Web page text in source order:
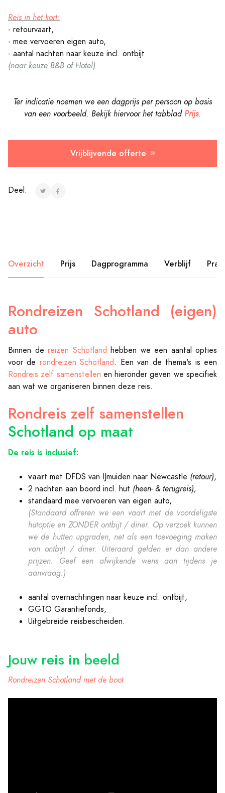
Reis in het kort:
- retourvaart,
- mee vervoeren eigen auto,
- aantal nachten naar keuze incl. ontbijt
(naar keuze B&B of Hotel)
Ter indicatie noemen we een dagprijs per persoon op basis
van een voorbeeld. Bekijk hiervoor het tabbladPrijs.
Vrijblijvende offerte
Deel:
Overzicht Prijs Dagprogramma Verblijf
Rondreizen Schotland (eigen)
auto
Binnen de reizen Schotland hebben we een aantal opties
voor de rondreizen Schotland. Een van de thema's is een
Rondreis zelf samenstellen en hieronder geven we specifiek
aan wat we organiseren binnen deze reis.
Rondreis zelf samenstellen
Schotland op maat
De reis is inclusief:
vaart met DFDS van IJmuiden naar Newcastle (retour),
2 nachten aan boord incl. hut (heen- & terugreis),
standaard mee vervoeren van eigen auto,
(Standaard offreren we een vaart met de voordeligste
hutoptie en ZONDER ontbijt / diner. Op verzoek kunnen
we de hutten upgraden, net als een toevoeging maken
van ontbijt / diner. Uiteraard gelden er dan andere
prijzen. Geef een afwijkende wens aan tijdens je
aanvraag.)
aantal overnachtingen naar keuze incl. ontbijt,
GGTO Garantiefonds,
Uitgebreide reisbescheiden.
Jouw reis in beeld
Rondreizen Schotland met de boot